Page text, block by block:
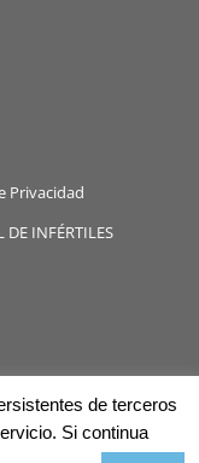
Privacidad
INFÉRTILES
de terceros
Si continua